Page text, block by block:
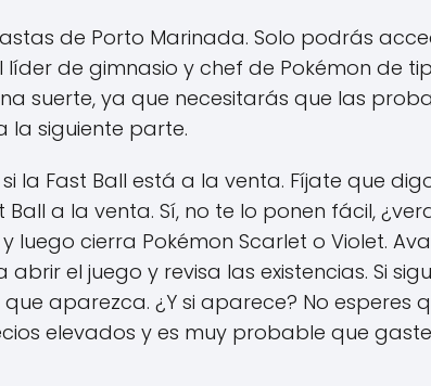
de Porto Marinada. Solo podrás
de gimnasio y chef de Pokémon de
suerte, ya que necesitarás que las
siguiente parte.
la Fast Ball está a la venta. Fíjate que
a la venta. Sí, no te lo ponen fácil,
luego cierra Pokémon Scarlet o Violet.
abrir el juego y revisa las existencias. Si
aparezca. ¿Y si aparece? No esperes
elevados y es muy probable que